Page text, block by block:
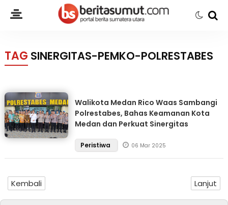
TAG SINERGITAS-PEMKO-POLRESTABES
Walikota Medan Rico Waas Sambangi
Polrestabes, Bahas Keamanan Kota
Medan dan Perkuat Sinergitas
Peristiwa 06 Mar 2025
Kembali Lanjut